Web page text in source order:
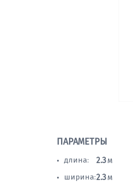
ПАРАМЕТРЫ
• длина: 2.3м
• ширина:2.3м